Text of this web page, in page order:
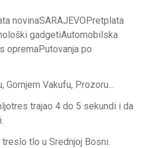
novinaSARAJEVOPretplata
gadgetiAutomobilska
opremaPutovanja po
Gornjem Vakufu, Prozoru...
trajao 4 do 5 sekundi i da
tlo u Srednjoj Bosni.